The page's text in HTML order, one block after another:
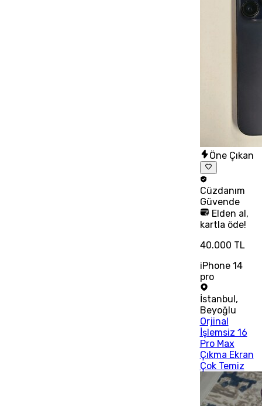
Öne Çıkan
Cüzdanım
Güvende
Elden al,
kartla öde!
40.000 TL
iPhone 14
pro
İstanbul ,
Beyoğlu
Orjinal
İşlemsiz 16
Pro Max
Çıkma Ekran
Çok Temiz